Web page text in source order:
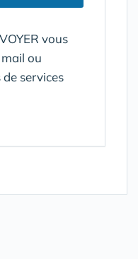
vous
ou
services